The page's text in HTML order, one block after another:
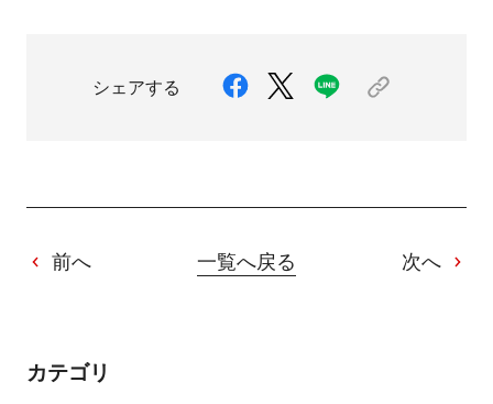
シェアする
前へ 一覧へ戻る 次へ
カテゴリ